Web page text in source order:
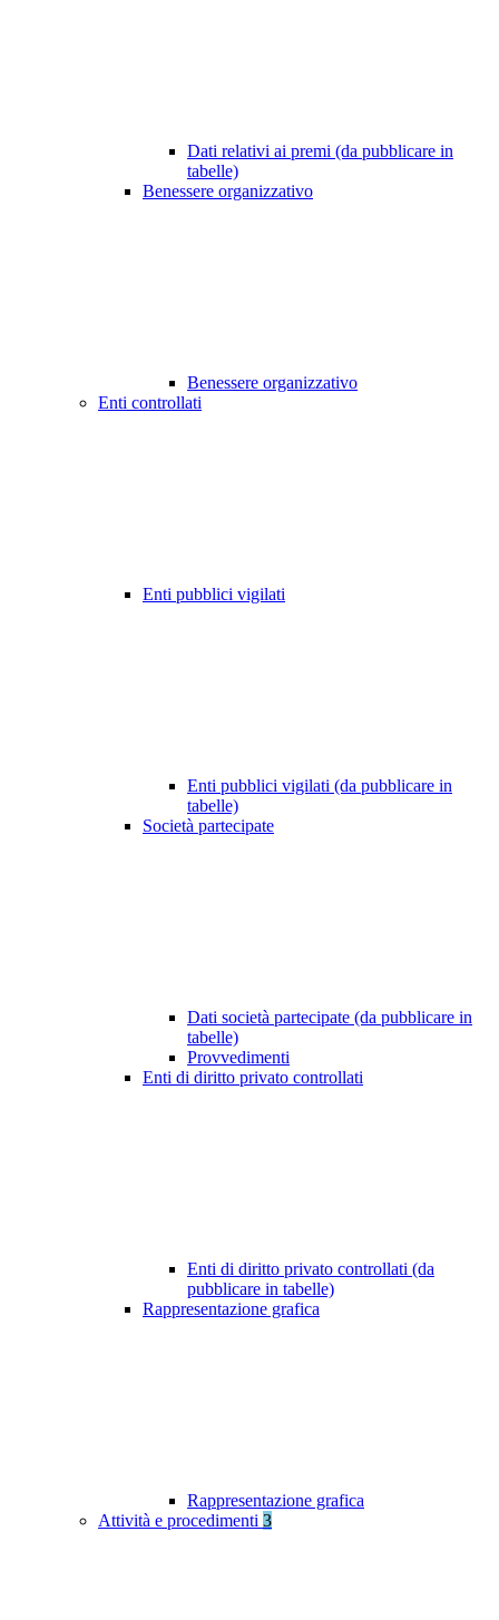
Dati relativi ai premi (da pubblicare in
tabelle)
Benessere organizzativo
Benessere organizzativo
Enti controllati
Enti pubblici vigilati
Enti pubblici vigilati (da pubblicare in
tabelle)
Società partecipate
Dati società partecipate (da pubblicare in
tabelle)
Provvedimenti
Enti di diritto privato controllati
Enti di diritto privato controllati (da
pubblicare in tabelle)
Rappresentazione grafica
Rappresentazione grafica
Attività e procedimenti 3